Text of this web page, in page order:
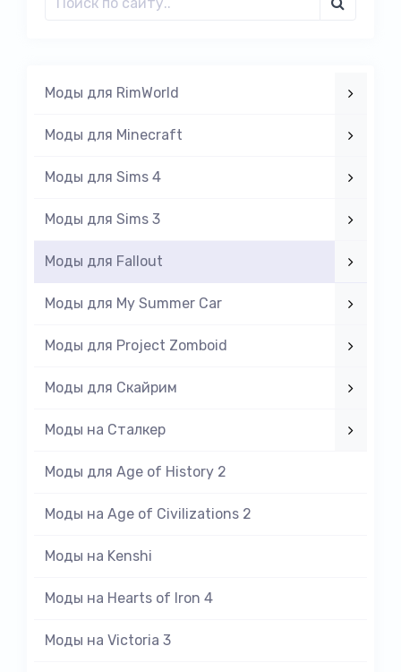
Моды для RimWorld
Моды для Minecraft
Моды для Sims 4
Моды для Sims 3
Моды для Fallout
Моды для My Summer Car
Моды для Project Zomboid
Моды для Скайрим
Моды на Cталкер
Моды для Age of History 2
Моды на Age of Civilizations 2
Моды на Kenshi
Моды на Hearts of Iron 4
Моды на Victoria 3